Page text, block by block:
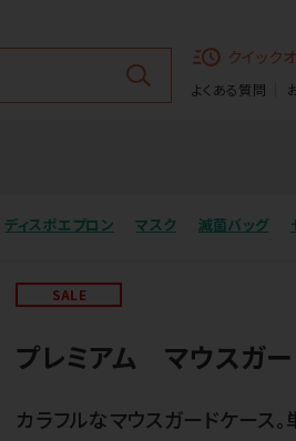
クイック
よくある質問
ディスポエプロン マスク 滅菌バッグ
SALE
プレミアム マウスガー
カラフルなマウスガードケース